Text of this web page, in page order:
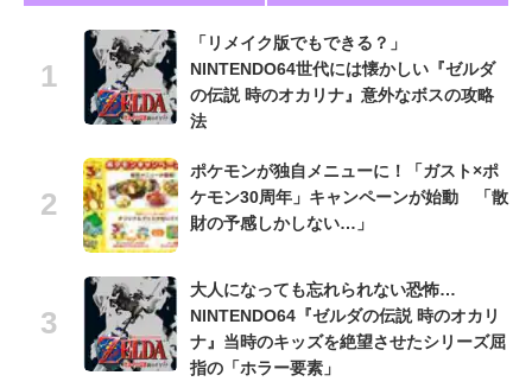
「リメイク版でもできる？」
NINTENDO64世代には懐かしい『ゼルダ
の伝説 時のオカリナ』意外なボスの攻略
法
ポケモンが独自メニューに！「ガスト×ポ
ケモン30周年」キャンペーンが始動 「散
財の予感しかしない…」
大人になっても忘れられない恐怖…
NINTENDO64『ゼルダの伝説 時のオカリ
ナ』当時のキッズを絶望させたシリーズ屈
指の「ホラー要素」